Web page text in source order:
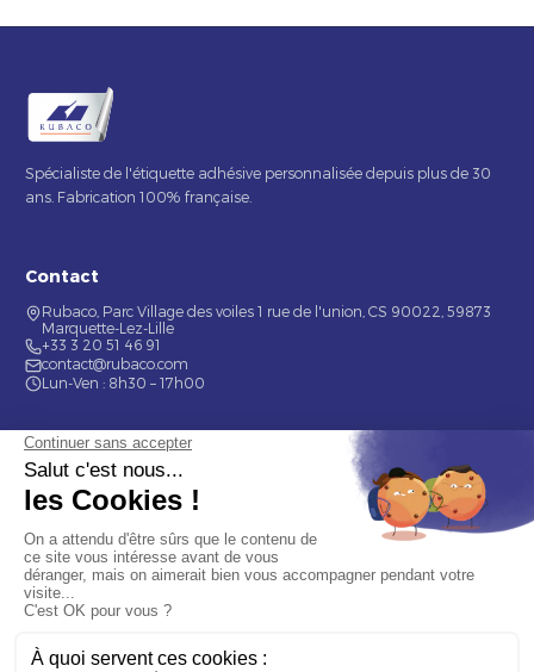
Spécialiste de l'étiquette adhésive personnalisée depuis plus de 30
ans. Fabrication 100% française.
Contact
Rubaco, Parc Village des voiles 1 rue de l'union, CS 90022, 59873
Marquette-Lez-Lille
+33 3 20 51 46 91
contact@rubaco.com
Lun-Ven : 8h30 – 17h00
Nos services
Étiquette alimentaire
Étiquette de bouteilles
Informations
Mentions légales
À propos
Nous contacter